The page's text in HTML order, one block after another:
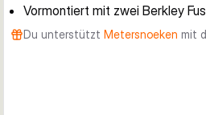
Vormontiert mit zwei Berkley
Du unterstützt Metersnoeken mit